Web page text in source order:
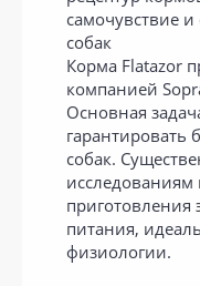
самочувствие
собак
Корма Flatazor
компанией
Основная
гарантировать
собак.
исследованиям
приготовления
питания,
физиологии.